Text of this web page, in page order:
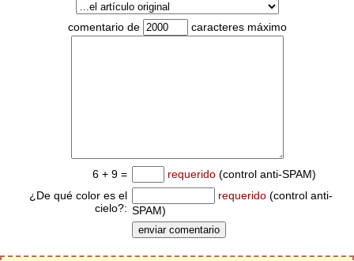
comentario de caracteres máximo
6 + 9 = requerido (control anti-SPAM)
¿De qué color es el
cielo?:
requerido (control anti-
SPAM)